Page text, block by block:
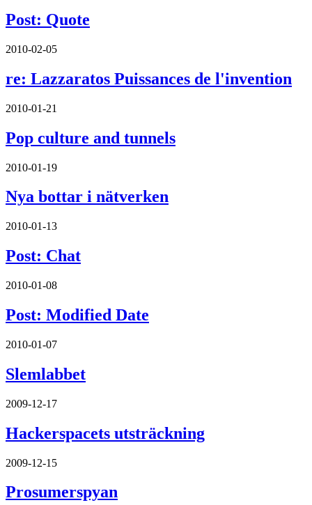
Post: Quote
2010-02-05
re: Lazzaratos Puissances de l'invention
2010-01-21
Pop culture and tunnels
2010-01-19
Nya bottar i nätverken
2010-01-13
Post: Chat
2010-01-08
Post: Modified Date
2010-01-07
Slemlabbet
2009-12-17
Hackerspacets utsträckning
2009-12-15
Prosumerspyan